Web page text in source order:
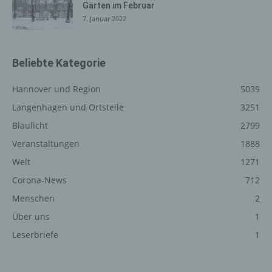
Gärten im Februar
7. Januar 2022
Beliebte Kategorie
Hannover und Region
5039
Langenhagen und Ortsteile
3251
Blaulicht
2799
Veranstaltungen
1888
Welt
1271
Corona-News
712
Menschen
2
Über uns
1
Leserbriefe
1
einen Paketdienstleister, veranlassen, der die
personenbezogenen Daten ebenfalls ausschließlich für
Verarbeitung Verantwortlichen wird ferner die vom
vergebene IP-Adresse, das Datum sowie die Uhrzeit der
Registrierung gespeichert. Die Speicherung dieser Daten
erfolgt vor dem Hintergrund, dass nur so der Missbrauch
Daten im Bedarfsfall ermöglichen, begangene Straftaten
aufzuklären. Insofern ist die Speicherung dieser Daten
zur Absicherung des für die Verarbeitung
Daten an Dritte erfolgt grundsätzlich nicht, sofern keine
gesetzliche Pflicht zur Weitergabe besteht oder die